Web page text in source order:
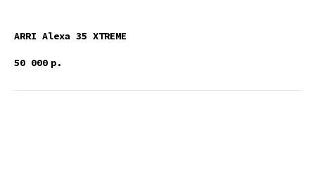
ARRI Alexa 35 XTREME
50 000 р.